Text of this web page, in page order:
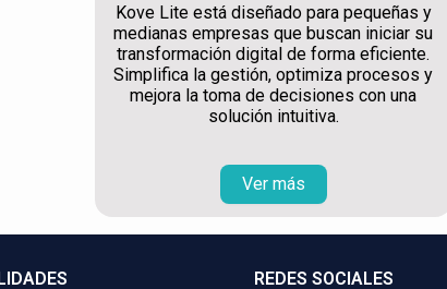
Kove Lite está diseñado para pequeñas y
medianas empresas que buscan iniciar su
transformación digital de forma eficiente.
Simplifica la gestión, optimiza procesos y
mejora la toma de decisiones con una
solución intuitiva.
Ver más
REDES SOCIALES